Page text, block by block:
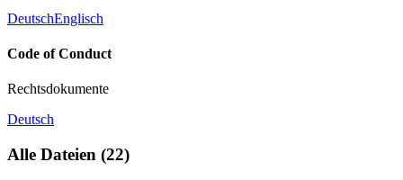
DeutschEnglisch
Code of Conduct
Rechtsdokumente
Deutsch
Alle Dateien (22)